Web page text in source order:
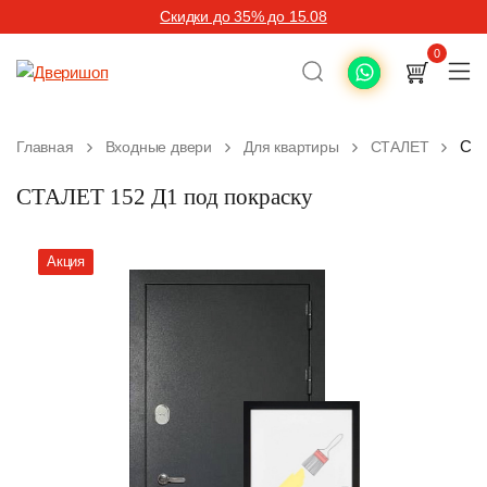
Скидки до 35% до 15.08
0
Главная Входные двери Для квартиры СТАЛЕТ
СТАЛЕТ 152 Д1 под покраску
Акция